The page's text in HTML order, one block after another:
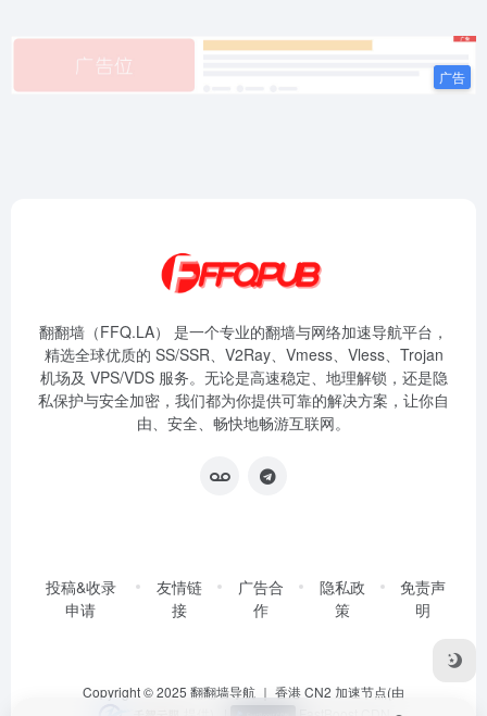
翻翻墙（FFQ.LA） 是一个专业的翻墙与网络加速导航平台，
精选全球优质的 SS/SSR、V2Ray、Vmess、Vless、Trojan
机场及 VPS/VDS 服务。无论是高速稳定、地理解锁，还是隐
私保护与安全加密，我们都为你提供可靠的解决方案，让你自
由、安全、畅快地畅游互联网。
投稿&收录
申请
友情链
接
广告合
作
隐私政
策
免责声
明
Copyright © 2025 翻翻墙导航 ｜ 香港 CN2 加速节点(由